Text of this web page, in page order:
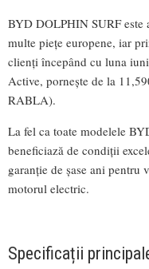
BYD DOLPHIN SURF
multe piețe europene, iar
clienți începând cu luna
Active, pornește de la
RABLA).
La fel ca toate modelele
beneficiază de condiții
garanție de șase ani pentru
motorul electric.
Specificații